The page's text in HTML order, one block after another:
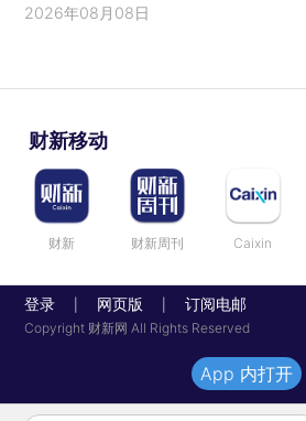
2026年08月08日
财新移动
财新 财新周刊 Caixin
登录 网页版 订阅电邮
Copyright 财新网 All Rights Reserved
App 内打开